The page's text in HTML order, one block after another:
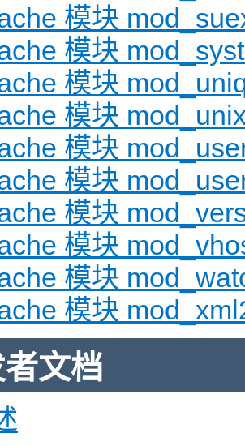
模块
模块
模块
模块
模块
模块
模块
模块
模块
模块
文档